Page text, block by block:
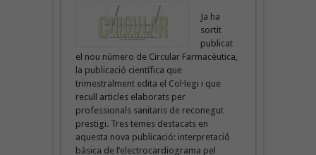
Ja ha
sortit
publicat
el nou número de Circular Farmacèutica,
la publicació científica que
trimestralment edita el Col·legi i que
recull articles elaborats per
professionals sanitaris de reconegut
prestigi. Tres temes destacats en
aquesta nova publicació: interpretació
bàsica de l’electrocardiograma pel